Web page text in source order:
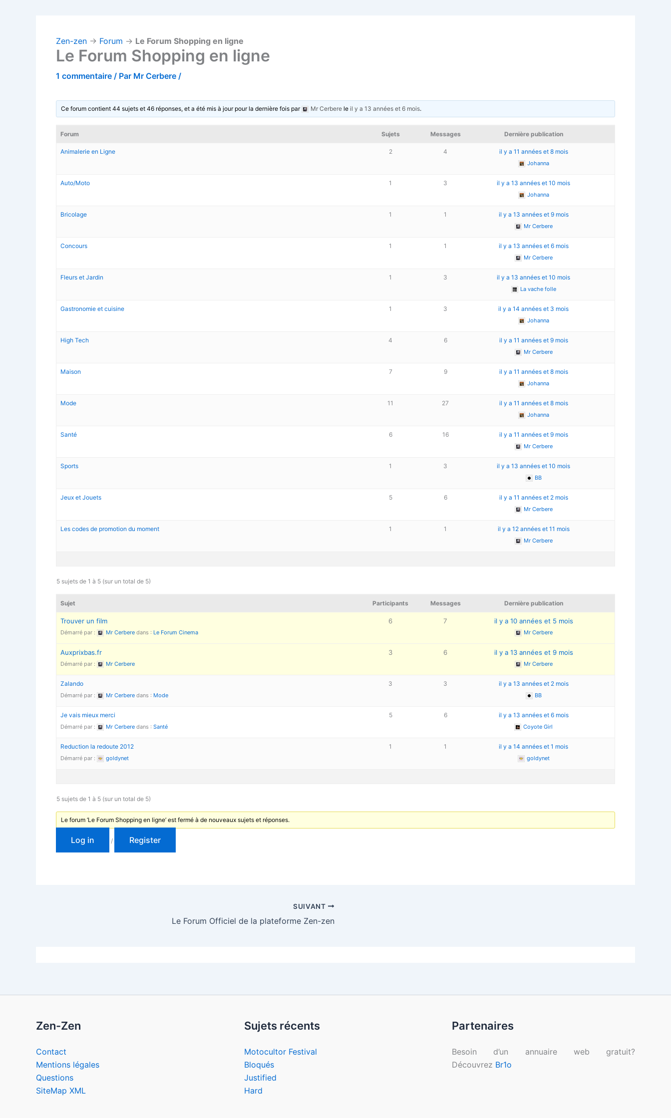
Zen-zen → Forum → Le Forum Shopping en ligne
Le Forum Shopping en ligne
1 commentaire / Par Mr Cerbere /
Ce forum contient 44 sujets et 46 réponses, et a été mis à jour pour la dernière fois par Mr Cerbere leil y a 13 années et 6 mois.
Forum Sujets Messages Dernière publication
Animalerie en Ligne 2 4 il y a 11 années et 8 mois
Johanna
Auto/Moto 1 3 il y a 13 années et 10 mois
Johanna
Bricolage 1 1 il y a 13 années et 9 mois
Mr Cerbere
Concours 1 1 il y a 13 années et 6 mois
Mr Cerbere
Fleurs et Jardin 1 3 il y a 13 années et 10 mois
La vache folle
Gastronomie et cuisine 1 3 il y a 14 années et 3 mois
Johanna
High Tech 4 6 il y a 11 années et 9 mois
Mr Cerbere
Maison 7 9 il y a 11 années et 8 mois
Johanna
Mode 11 27 il y a 11 années et 8 mois
Johanna
Santé 6 16 il y a 11 années et 9 mois
Mr Cerbere
Sports 1 3 il y a 13 années et 10 mois
BB
Jeux et Jouets 5 6 il y a 11 années et 2 mois
Mr Cerbere
Les codes de promotion du moment 1 1 il y a 12 années et 11 mois
Mr Cerbere
5 sujets de 1 à 5 (sur un total de 5)
Sujet Participants Messages Dernière publication
Trouver un film
Démarré par : Mr Cerbere dans : Le Forum Cinema
6 7 il y a 10 années et 5 mois
Mr Cerbere
Auxprixbas.fr
Démarré par : Mr Cerbere
3 6 il y a 13 années et 9 mois
Mr Cerbere
Zalando
Démarré par : Mr Cerbere dans : Mode
3 3 il y a 13 années et 2 mois
BB
Je vais mieux merci
Démarré par : Mr Cerbere dans : Santé
5 6 il y a 13 années et 6 mois
Coyote Girl
Reduction la redoute 2012
Démarré par : goldynet
1 1 il y a 14 années et 1 mois
goldynet
5 sujets de 1 à 5 (sur un total de 5)
Le forum ‘Le Forum Shopping en ligne’ est fermé à de nouveaux sujets et réponses.
Log in / Register
SUIVANT
Le Forum Officiel de la plateforme Zen-zen
Zen-Zen
Contact
Mentions légales
Questions
SiteMap XML
Sujets récents
Motocultor Festival
Bloqués
Justified
Hard
Partenaires
Besoin d’un annuaire web gratuit?
Découvrez Br1o